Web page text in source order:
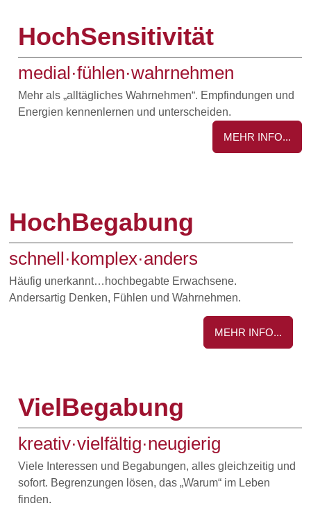
HochSensitivität
medial·fühlen·wahrnehmen
Mehr als „alltägliches Wahrnehmen“. Empfindungen und
Energien kennenlernen und unterscheiden.
MEHR INFO...
HochBegabung
schnell·komplex·anders
Häufig unerkannt…hochbegabte Erwachsene.
Andersartig Denken, Fühlen und Wahrnehmen.
MEHR INFO...
VielBegabung
kreativ·vielfältig·neugierig
Viele Interessen und Begabungen, alles gleichzeitig und
sofort. Begrenzungen lösen, das „Warum“ im Leben
finden.